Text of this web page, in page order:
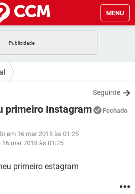
MENU
GMAIL
GMAIL
WHATSAPP
EXCEL
GMAIL
WHATSAPP
EXCEL
WHATSAPP
Seguinte
primeiro Instagram Fechado
em 16 mar 2018 às 01:25
16 mar 2018 às 01:25
primeiro estagram